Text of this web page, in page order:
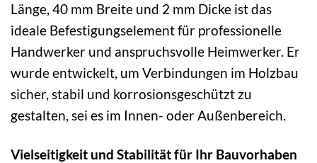
Länge, 40 mm Breite und 2 mm Dicke ist das
ideale Befestigungselement für professionelle
Handwerker und anspruchsvolle Heimwerker. Er
wurde entwickelt, um Verbindungen im Holzbau
sicher, stabil und korrosionsgeschützt zu
gestalten, sei es im Innen- oder Außenbereich.
Vielseitigkeit und Stabilität für Ihr Bauvorhaben